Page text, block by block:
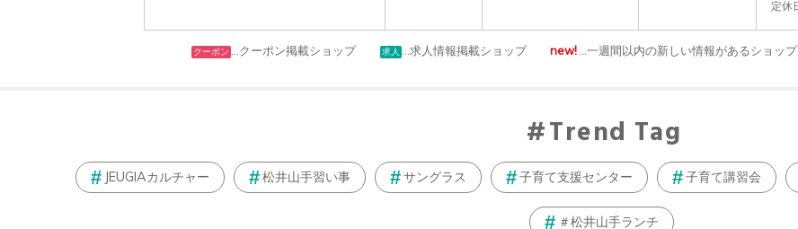
クーポン …クーポン掲載ショップ 求人 …求人情報掲載ショップ new! …一週間以内の新しい情報があるショップ
Trend Tag
JEUGIAカルチャー 松井山手習い事 サングラス 子育て支援センター 子育て講習会
＃松井山手ランチ